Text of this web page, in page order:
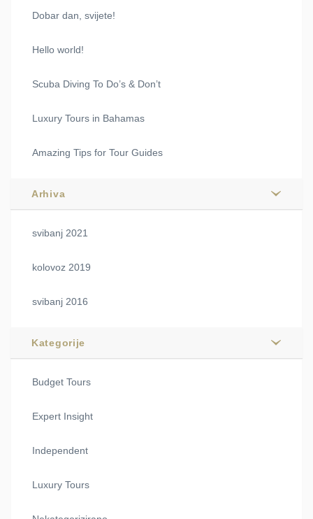
Dobar dan, svijete!
Hello world!
Scuba Diving To Do’s & Don’t
Luxury Tours in Bahamas
Amazing Tips for Tour Guides
Arhiva
svibanj 2021
kolovoz 2019
svibanj 2016
Kategorije
Budget Tours
Expert Insight
Independent
Luxury Tours